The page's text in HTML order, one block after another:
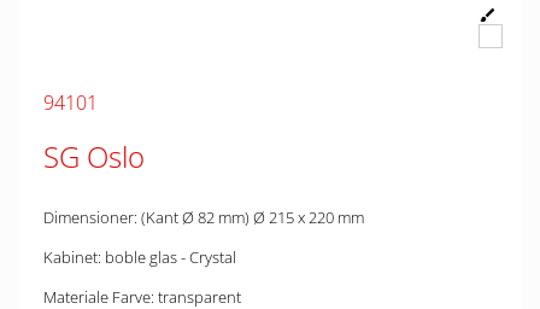
94101
SG Oslo
Dimensioner: (Kant Ø 82 mm) Ø 215 x 220 mm
Kabinet: boble glas - Crystal
Materiale Farve: transparent